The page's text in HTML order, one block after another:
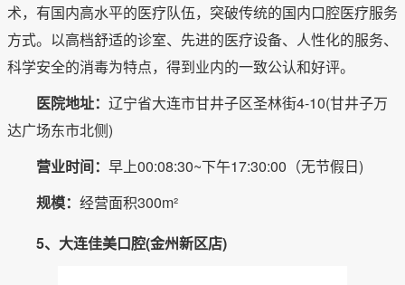
术，有国内高水平的医疗队伍，突破传统的国内口腔医疗服务
方式。以高档舒适的诊室、先进的医疗设备、人性化的服务、
科学安全的消毒为特点，得到业内的一致公认和好评。
医院地址： 辽宁省大连市甘井子区圣林街4-10(甘井子万
达广场东市北侧)
营业时间： 早上00:08:30~下午17:30:00（无节假日)
规模： 经营面积300m²
5、大连佳美口腔(金州新区店)